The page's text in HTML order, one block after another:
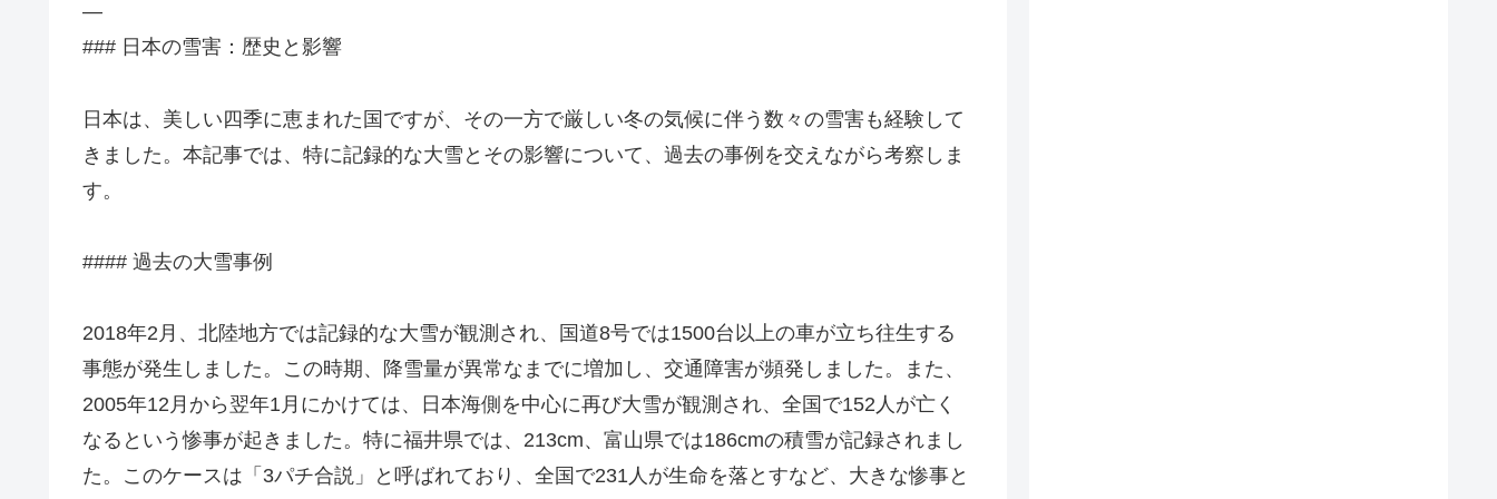
—
### 日本の雪害：歴史と影響
日本は、美しい四季に恵まれた国ですが、その一方で厳しい冬の気候に伴う数々の雪害も経験して
きました。本記事では、特に記録的な大雪とその影響について、過去の事例を交えながら考察しま
す。
#### 過去の大雪事例
2018年2月、北陸地方では記録的な大雪が観測され、国道8号では1500台以上の車が立ち往生する
事態が発生しました。この時期、降雪量が異常なまでに増加し、交通障害が頻発しました。また、
2005年12月から翌年1月にかけては、日本海側を中心に再び大雪が観測され、全国で152人が亡く
なるという惨事が起きました。特に福井県では、213cm、富山県では186cmの積雪が記録されまし
た。このケースは「3パチ合説」と呼ばれており、全国で231人が生命を落とすなど、大きな惨事と